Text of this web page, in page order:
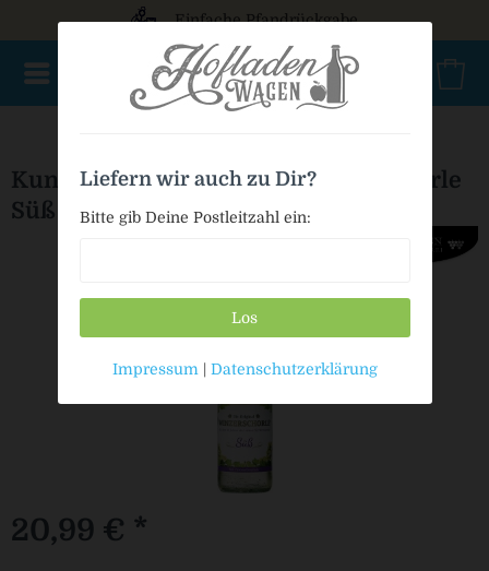
Einfache Pfandrückgabe
Kunzmann Winzerschorle/Weinschorle
Süß
20,99 € *
Liefern wir auch zu Dir?
Bitte gib Deine Postleitzahl ein:
Los
Impressum | Datenschutzerklärung